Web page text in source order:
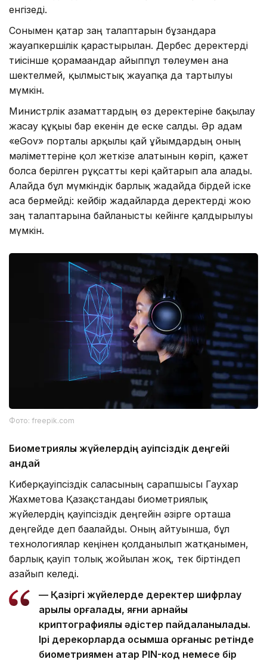
енгізеді.
Сонымен қатар заң талаптарын бұзғандарға
жауапкершілік қарастырылған. Дербес деректерді
тиісінше қорғамағандар айыппұл төлеумен ғана
шектелмей, қылмыстық жауапқа да тартылуы
мүмкін.
Министрлік азаматтардың өз деректеріне бақылау
жасау құқығы бар екенін де еске салды. Әр адам
«eGov» порталы арқылы қай ұйымдардың оның
мәліметтеріне қол жеткізе алатынын көріп, қажет
болса берілген рұқсатты кері қайтарып ала алады.
Алайда бұл мүмкіндік барлық жағдайда бірдей іске
аса бермейді: кейбір жағдайларда деректерді жою
заң талаптарына байланысты кейінге қалдырылуы
мүмкін.
Фото: freepik.com
Биометриялық жүйелердің қауіпсіздік деңгейі
қандай
Киберқауіпсіздік саласының сарапшысы Гаухар
Жахметова Қазақстандағы биометриялық
жүйелердің қауіпсіздік деңгейін әзірге орташа
деңгейде деп бағалайды. Оның айтуынша, бұл
технологиялар кеңінен қолданылып жатқанымен,
барлық қауіп толық жойылған жоқ, тек біртіндеп
азайып келеді.
— Қазіргі жүйелерде деректер шифрлау
арқылы қорғалады, яғни арнайы
криптографиялық әдістер пайдаланылады.
Ірі дерекқорларда қосымша қорғаныс ретінде
биометриямен қатар PIN-код немесе бір